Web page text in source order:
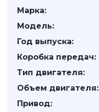
Марка:
Модель:
Год выпуска:
Коробка передач:
Тип двигателя:
Объем двигателя:
Привод: